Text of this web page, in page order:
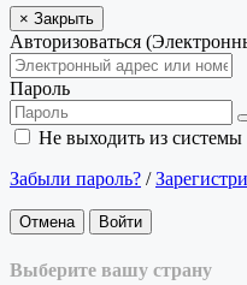
× Закрыть
Авторизоваться
Пароль
Не выходить из системы
Забыли пароль? /
Отмена Войти
Выберите вашу страну